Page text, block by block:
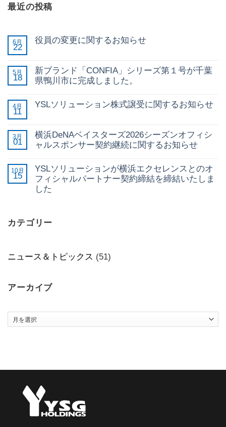
最近の投稿
22
6月 役員の変更に関するお知らせ
18
5月
新ブランド「CONFIA」シリーズ第１号が千葉
県鴨川市に完成しました。
11
4月 YSLソリューション株式譲受に関するお知らせ
01
3月
横浜DeNAベイスターズ2026シーズンオフィシ
ャルスポンサー契約継続に関するお知らせ
15
10月
YSLソリューションが横浜エクセレンスとのオ
フィシャルパートナー契約締結を締結いたしま
した
カテゴリー
ニュース＆トピックス (51)
アーカイブ
ア